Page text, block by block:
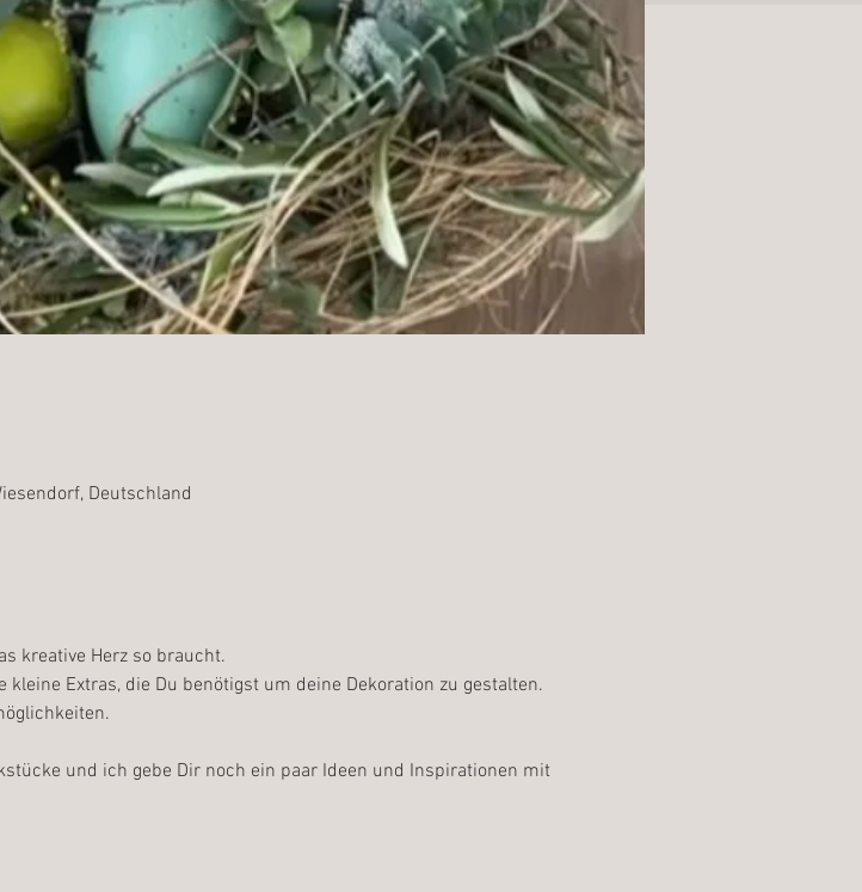
Deutschland
kreative Herz so braucht.
Extras, die Du benötigst um deine Dekoration zu gestalten.
und ich gebe Dir noch ein paar Ideen und Inspirationen mit